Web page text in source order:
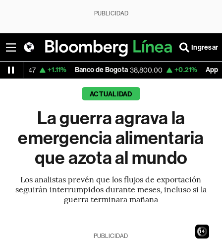
PUBLICIDAD
Ingresar
Banco de Bogota 38,800.00 +0.21% Apple 303.27 -
ACTUALIDAD
La guerra agrava la
emergencia alimentaria
que azota al mundo
Los analistas prevén que los flujos de exportación
seguirán interrumpidos durante meses, incluso si la
guerra terminara mañana
12
PUBLICIDAD